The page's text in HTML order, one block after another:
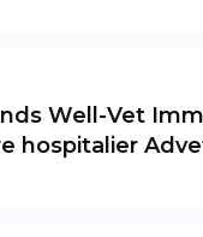
Well-Vet
hospitalier